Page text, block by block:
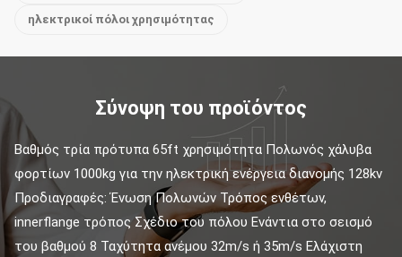
ηλεκτρικοί πόλοι χρησιμότητας
Σύνοψη του προϊόντος
Βαθμός τρία πρότυπα 65ft χρησιμότητα Πολωνός χάλυβα
φορτίων 1000kg για την ηλεκτρική ενέργεια διανομής 128kv
Προδιαγραφές: Ένωση Πολωνών Τρόπος ενθέτων,
innerflange τρόπος Σχέδιο του πόλου Ενάντια στο σεισμό
του βαθμού 8 Ταχύτητα ανέμου 32m/s ή 35m/s Ελάχιστη